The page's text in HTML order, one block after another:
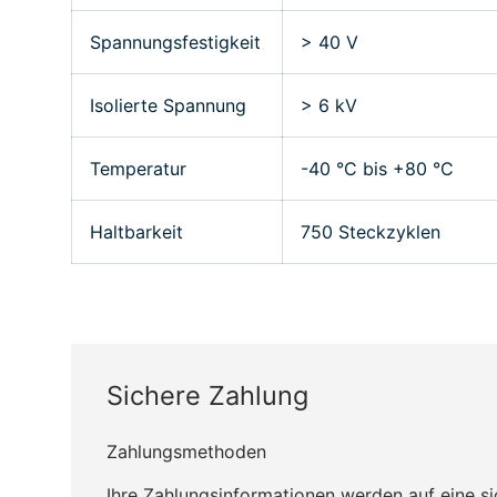
Spannungsfestigkeit > 40 V
Isolierte Spannung > 6 kV
Temperatur -40 °C bis +80 °C
Haltbarkeit 750 Steckzyklen
Sichere Zahlung
Zahlungsmethoden